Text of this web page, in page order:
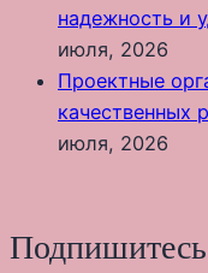
надежность и
июля, 2026
Проектные
качественных
июля, 2026